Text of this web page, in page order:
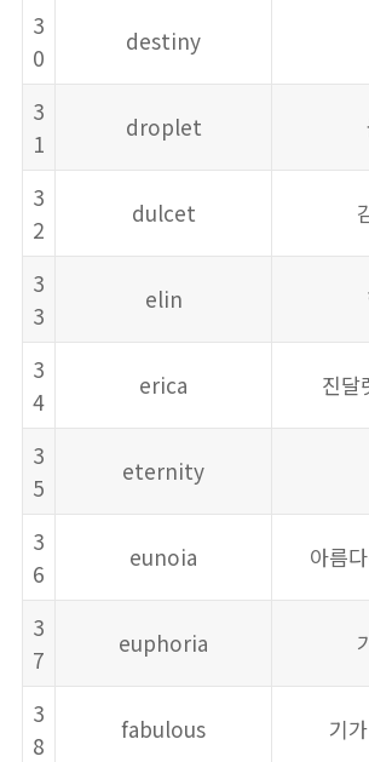
3
0
destiny
3
1
droplet
3
2
dulcet
3
3
elin
3
4
erica 진달
3
5
eternity
3
6
eunoia 아름
3
7
euphoria
3
8
fabulous 기